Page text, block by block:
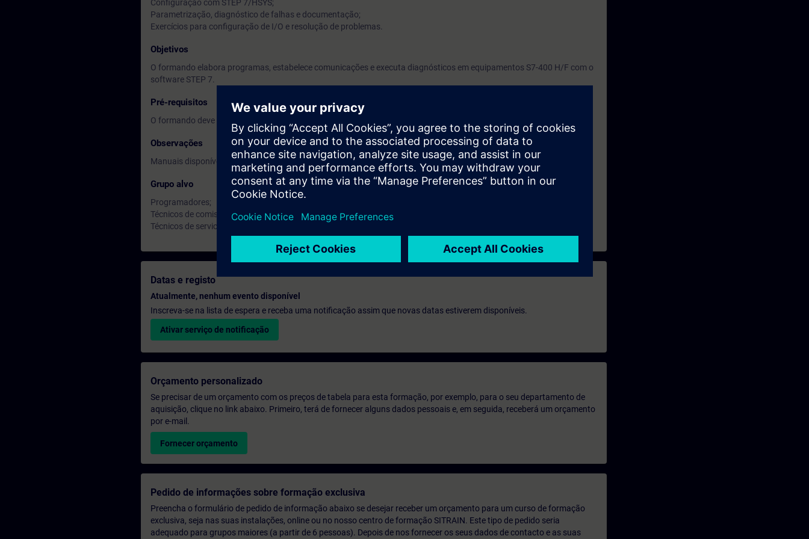
Configuração com STEP 7/HSYS;
Parametrização, diagnóstico de falhas e documentação;
Exercícios para configuração de I/O e resolução de problemas.
Objetivos
O formando elabora programas, estabelece comunicações e executa diagnósticos em equipamentos S7-400 H/F com o
software STEP 7.
Pré-requisitos
O formando deve ter conhecimentos de SIMATIC S7 equivalentes aos cursos ST-PRO1 ou ST-SERV2.
Observações
Manuais disponíveis em Inglês.
Grupo alvo
Programadores;
Técnicos de comissionamento;
Técnicos de service.
Datas e registo
Atualmente, nenhum evento disponível
Inscreva-se na lista de espera e receba uma notificação assim que novas datas estiverem disponíveis.
Ativar serviço de notificação
Orçamento personalizado
Se precisar de um orçamento com os preços de tabela para esta formação, por exemplo, para o seu departamento de
aquisição, clique no link abaixo. Primeiro, terá de fornecer alguns dados pessoais e, em seguida, receberá um orçamento
por e-mail.
Fornecer orçamento
Pedido de informações sobre formação exclusiva
Preencha o formulário de pedido de informação abaixo se desejar receber um orçamento para um curso de formação
exclusiva, seja nas suas instalações, online ou no nosso centro de formação SITRAIN. Este tipo de pedido seria
adequado para grupos maiores (a partir de 6 pessoas). Depois de nos fornecer os seus dados de contacto e as suas